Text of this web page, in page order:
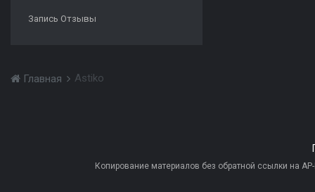
Запись Отзывы
Главная Astiko
Копирование материалов без обратной ссылки на